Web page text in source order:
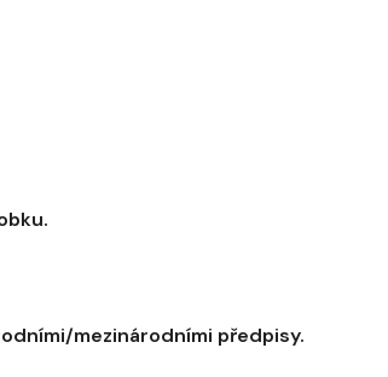
mezinárodními předpisy.